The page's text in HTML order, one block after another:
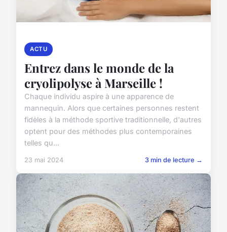
ACTU
Entrez dans le monde de la
cryolipolyse à Marseille !
Chaque individu aspire à une apparence de
mannequin. Alors que certaines personnes restent
fidèles à la méthode sportive traditionnelle, d'autres
optent pour des méthodes plus contemporaines
telles qu...
23 mai 2024 3 min de lecture →